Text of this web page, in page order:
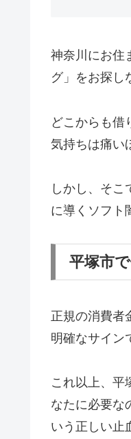
神奈川にお住
グ」をお探し
どこからも借
気持ちは痛い
しかし、そこ
に導くソフト
平塚市
正規の消費者
明確なサイン
これ以上、平
なたに必要な
いう正しい止